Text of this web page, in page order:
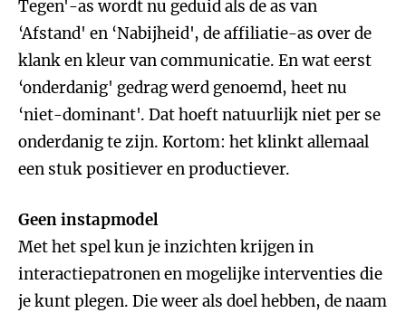
Tegen'-as wordt nu geduid als de as van
‘Afstand' en ‘Nabijheid', de affiliatie-as over de
klank en kleur van communicatie. En wat eerst
‘onderdanig' gedrag werd genoemd, heet nu
‘niet-dominant'. Dat hoeft natuurlijk niet per se
onderdanig te zijn. Kortom: het klinkt allemaal
een stuk positiever en productiever.
Geen instapmodel
Met het spel kun je inzichten krijgen in
interactiepatronen en mogelijke interventies die
je kunt plegen. Die weer als doel hebben, de naam